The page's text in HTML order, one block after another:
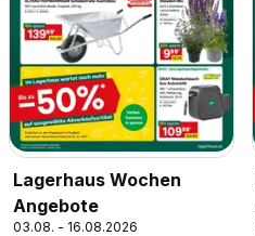
Lagerhaus Wochen
Angebote
03.08. - 16.08.2026